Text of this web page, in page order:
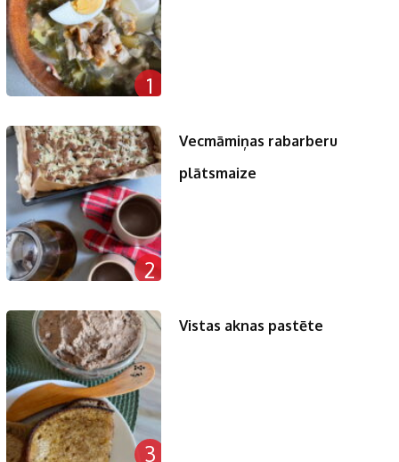
1
2
Vecmāmiņas rabarberu
plātsmaize
3
Vistas aknas pastēte